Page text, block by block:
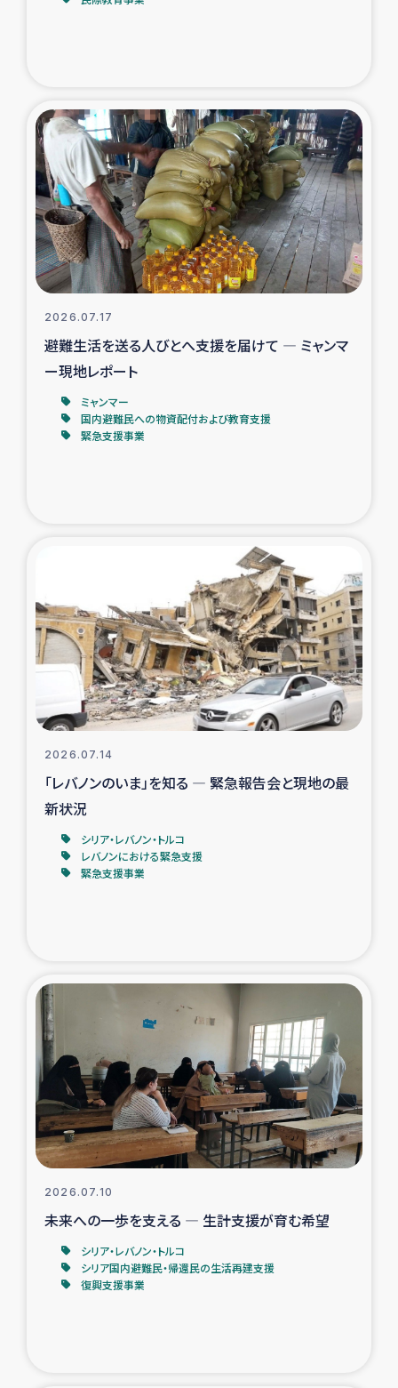
コーヒー生産者支援
アイナロ県マウベシ郡でのコーヒー畑改善事業
ベイルート大規模爆発被災者支援
女性の生計向上支援
アグロフォレストリー（カカオ）事業
2026.07.17
避難生活を送る人びとへ支援を届けて ― ミャンマ
ー現地レポート
ミャンマー
国内避難民への物資配付および教育支援
緊急支援事業
2026.07.14
「レバノンのいま」を知る ― 緊急報告会と現地の最
新状況
シリア・レバノン・トルコ
レバノンにおける緊急支援
緊急支援事業
2026.07.10
未来への一歩を支える ― 生計支援が育む希望
シリア・レバノン・トルコ
シリア国内避難民・帰還民の生活再建支援
復興支援事業